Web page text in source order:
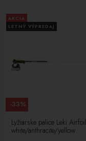
a komfort pri lyžovaní.
Head, Leki iné, si môžete
AKCIA
LETNÝ VÝPREDAJ
Lyžiarske palice Leki
white/anthracite/yellow
-33%